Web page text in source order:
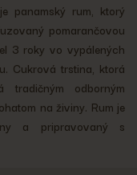
panamský rum, ktorý
pomarančovou
3 roky vo vypálených
Cukrová trstina, ktorá
odborným
na živiny. Rum je
a pripravovaný s